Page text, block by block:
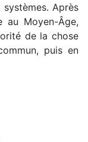
Après
Moyen-Âge,
de la chose
puis en